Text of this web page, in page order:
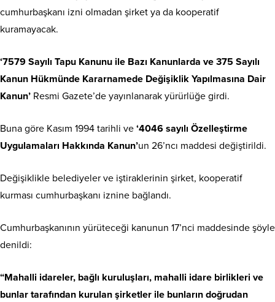
cumhurbaşkanı izni olmadan şirket ya da kooperatif
kuramayacak.
‘7579 Sayılı Tapu Kanunu ile Bazı Kanunlarda ve 375 Sayılı
Kanun Hükmünde Kararnamede Değişiklik Yapılmasına Dair
Kanun’ Resmi Gazete’de yayınlanarak yürürlüğe girdi.
Buna göre Kasım 1994 tarihli ve ‘4046 sayılı Özelleştirme
Uygulamaları Hakkında Kanun’un 26’ncı maddesi değiştirildi.
Değişiklikle belediyeler ve iştiraklerinin şirket, kooperatif
kurması cumhurbaşkanı iznine bağlandı.
Cumhurbaşkanının yürüteceği kanunun 17’nci maddesinde şöyle
denildi:
“Mahalli idareler, bağlı kuruluşları, mahalli idare birlikleri ve
bunlar tarafından kurulan şirketler ile bunların doğrudan